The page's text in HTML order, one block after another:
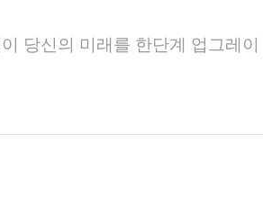
당신의 미래를 한단계 업그레이